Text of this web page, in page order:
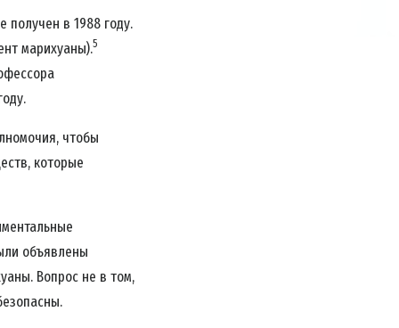
получен в 1988 году.
марихуаны).5
чтобы
которые
объявлены
Вопрос не в том,